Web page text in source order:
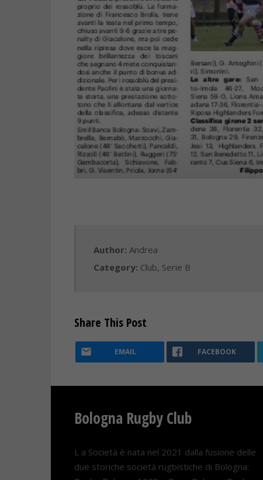
Author: Andrea
Category: Club, Serie B
Share This Post
EMAIL FACEBOOK
Bologna Rugby Club
L a Società è nata nel 2021 dalla fusione delle
due storiche società rugbistiche di Bologna: